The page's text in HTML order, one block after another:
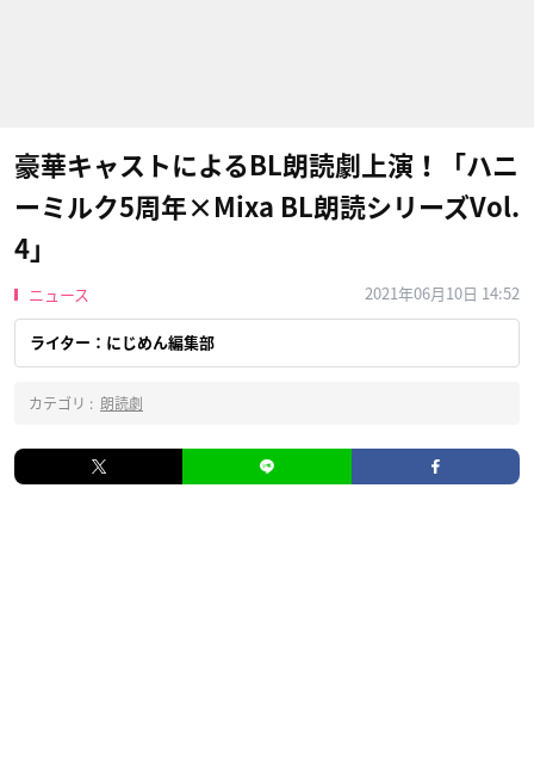
豪華キャストによるBL朗読劇上演！「ハニ
ーミルク5周年×Mixa BL朗読シリーズVol.
4」
ニュース 2021年06月10日 14:52
ライター：にじめん編集部
カテゴリ : 朗読劇